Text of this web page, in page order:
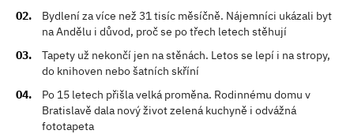
Bydlení za více než 31 tisíc měsíčně. Nájemníci ukázali byt
na Andělu i důvod, proč se po třech letech stěhují
Tapety už nekončí jen na stěnách. Letos se lepí i na stropy,
do knihoven nebo šatních skříní
Po 15 letech přišla velká proměna. Rodinnému domu v
Bratislavě dala nový život zelená kuchyně i odvážná
fototapeta